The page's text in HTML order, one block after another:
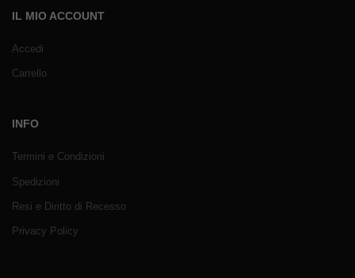
IL MIO ACCOUNT
Accedi
Carrello
INFO
Termini e Condizioni
Spedizioni
Resi e Diritto di Recesso
Privacy Policy